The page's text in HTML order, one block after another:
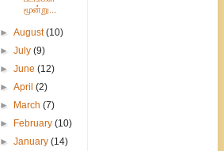
மூன்று...
►August(10)
►July(9)
►June(12)
►April(2)
►
March(7)
►
February(10)
►January(14)